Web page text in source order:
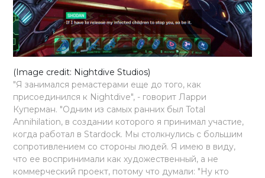
(Image credit: Nightdive Studios)
"Я занимался ремастерами еще до того, как
присоединился к Nightdive", - говорит Ларри
Куперман. "Одним из самых ранних был Total
Annihilation, в создании которого я принимал участие,
когда работал в Stardock. Мы столкнулись с большим
сопротивлением со стороны людей. Я имею в виду,
что ее воспринимали как художественный, а не
коммерческий проект, потому что думали: "Ну кто